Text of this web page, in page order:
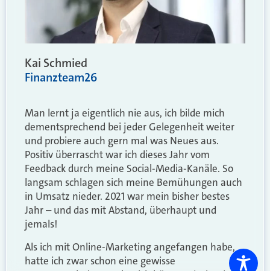
Kai Schmied
Finanzteam26
Man lernt ja eigentlich nie aus, ich bilde mich
dementsprechend bei jeder Gelegenheit weiter
und probiere auch gern mal was Neues aus.
Positiv überrascht war ich dieses Jahr vom
Feedback durch meine Social-Media-Kanäle. So
langsam schlagen sich meine Bemühungen auch
in Umsatz nieder. 2021 war mein bisher bestes
Jahr – und das mit Abstand, überhaupt und
jemals!
Als ich mit Online-Marketing angefangen habe,
hatte ich zwar schon eine gewisse